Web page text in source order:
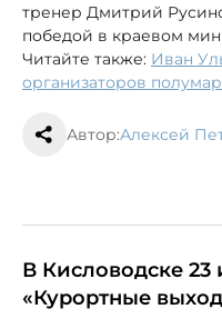
тренер Дмитрий
победой в краевом
Читайте также: Иван
организаторов
Автор:Алексей
В Кисловодске 23
«Курортные